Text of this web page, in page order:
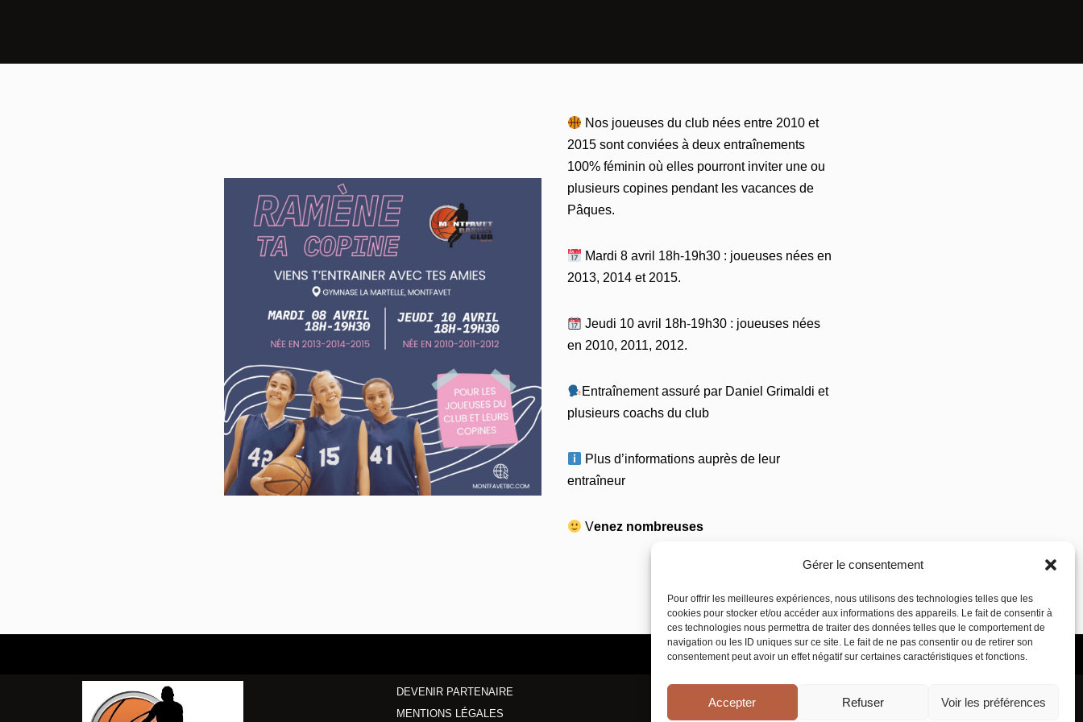
Gérer le consentement
Pour offrir les meilleures expériences, nous utilisons des technologies telles que les
cookies pour stocker et/ou accéder aux informations des appareils. Le fait de consentir à
ces technologies nous permettra de traiter des données telles que le comportement de
navigation ou les ID uniques sur ce site. Le fait de ne pas consentir ou de retirer son
consentement peut avoir un effet négatif sur certaines caractéristiques et fonctions.
Accepter Refuser Voir les préférences
Nos joueuses du club nées entre 2010 et
2015 sont conviées à deux entraînements
100% féminin où elles pourront inviter une ou
plusieurs copines pendant les vacances de
Pâques.
Mardi 8 avril 18h-19h30 : joueuses nées en
2013, 2014 et 2015.
Jeudi 10 avril 18h-19h30 : joueuses nées
en 2010, 2011, 2012.
Entraînement assuré par Daniel Grimaldi et
plusieurs coachs du club
Plus d’informations auprès de leur
entraîneur
Venez nombreuses
DEVENIR PARTENAIRE
MENTIONS LÉGALES